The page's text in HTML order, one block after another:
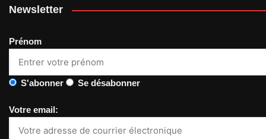
Newsletter
Prénom
S'abonner Se désabonner
Votre email: